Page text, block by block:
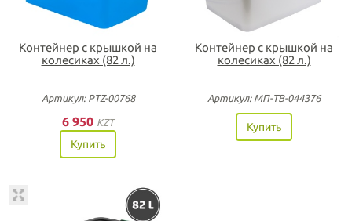
Контейнер с крышкой на
колесиках (82 л.)
Артикул: PTZ-00768
6 950 KZT
Купить
Контейнер с крышкой на
колесиках (82 л.)
Артикул: МП-ТВ-044376
Купить